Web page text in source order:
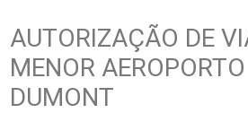
AUTORIZAÇÃO DE
MENOR
DUMONT